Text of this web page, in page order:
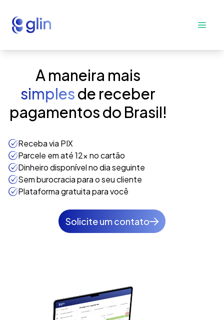
A maneira mais
simplesde receber
pagamentos do Brasil!
Receba via PIX
Parcele em até 12x no cartão
Dinheiro disponível no dia seguinte
Sem burocracia para o seu cliente
Plataforma gratuita para você
Solicite um contato